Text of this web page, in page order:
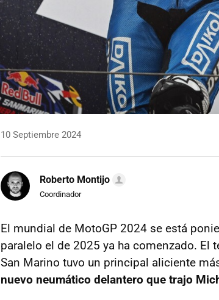
10 Septiembre 2024
Roberto Montijo
Coordinador
El mundial de MotoGP 2024 se está
paralelo el de 2025 ya ha comenzado. El
San Marino tuvo un principal aliciente
nuevo neumático delantero que trajo